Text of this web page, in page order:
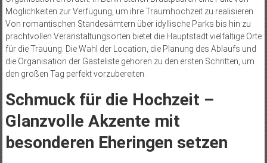
Möglichkeiten zur Verfügung, um ihre Traumhochzeit zu realisieren.
Von romantischen Standesämtern über idyllische Parks bis hin zu
prachtvollen Veranstaltungsorten bietet die Hauptstadt vielfältige Orte
für die Trauung. Die Wahl der Location, die Planung des Ablaufs und
die Organisation der Gästeliste gehören zu den ersten Schritten, um
den großen Tag perfekt vorzubereiten.
Schmuck für die Hochzeit –
Glanzvolle Akzente mit
besonderen Eheringen setzen